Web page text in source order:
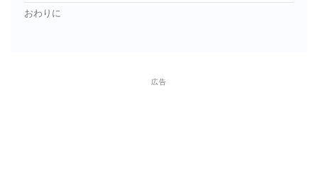
おわりに
広告